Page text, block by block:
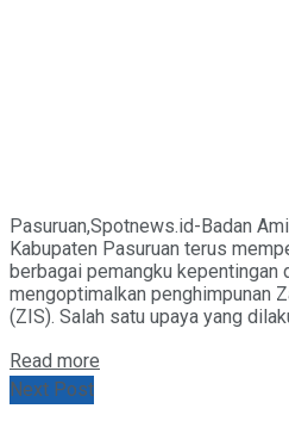
Pasuruan,Spotnews.id-Badan
Kabupaten Pasuruan terus
berbagai pemangku kepentingan
mengoptimalkan penghimpunan
(ZIS). Salah satu upaya yang
Read more
Next Post